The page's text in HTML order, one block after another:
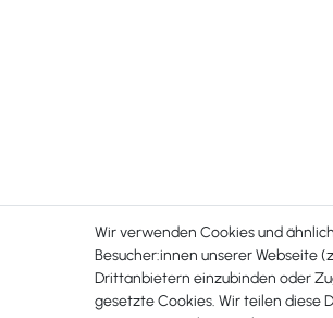
Wir verwenden Cookies und
Besucher:innen unserer Webseite
Drittanbietern einzubinden oder
gesetzte Cookies. Wir teilen diese